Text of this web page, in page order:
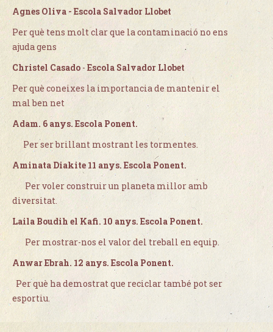
Agnes Oliva - Escola Salvador Llobet
Per què tens molt clar que la contaminació no ens
ajuda gens
Christel Casado - Escola Salvador Llobet
Per què coneixes la importancia de mantenir el
mal ben net
Adam. 6 anys. Escola Ponent.
Per ser brillant mostrant les tormentes.
Aminata Diakite 11 anys. Escola Ponent.
Per voler construir un planeta millor amb
diversitat.
Laila Boudih el Kafi. 10 anys. Escola Ponent.
Per mostrar-nos el valor del treball en equip.
Anwar Ebrah. 12 anys. Escola Ponent.
Per què ha demostrat que reciclar també pot ser
esportiu.